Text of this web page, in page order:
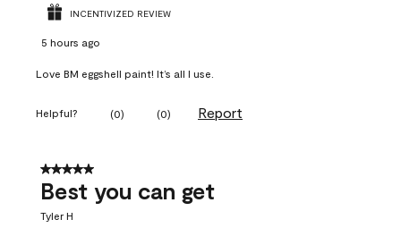
INCENTIVIZED REVIEW
5 hours ago
Love BM eggshell paint! It’s all I use.
Helpful? (0) (0) Report
5 out of 5 stars.
Best you can get
Tyler H